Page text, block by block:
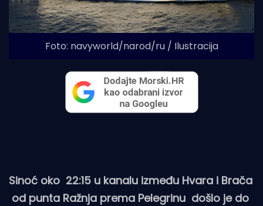
Foto: navyworld/narod/ru / Ilustracija
Sinoć oko 22:15 u kanalu između Hvara i Brača
od punta Ražnja prema Pelegrinu došlo je do